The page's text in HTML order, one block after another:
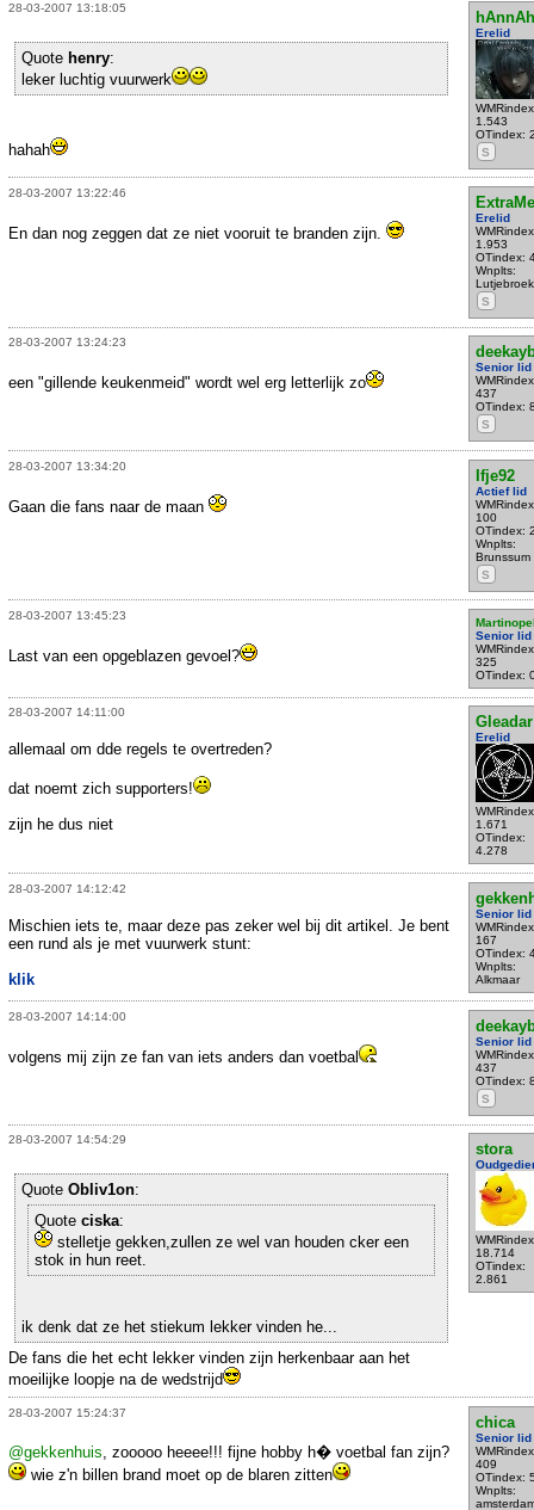
28-03-2007 13:18:05
hAnnAh
Erelid
1.543
OTindex:
S
Quote henry:
leker luchtig vuurwerk
hahah
28-03-2007 13:22:46
Erelid
1.953
OTindex:
Wnplts:
Lutjebroek
S
En dan nog zeggen dat ze niet vooruit te branden zijn.
28-03-2007 13:24:23
Senior lid
437
OTindex:
S
een "gillende keukenmeid" wordt wel erg letterlijk zo
28-03-2007 13:34:20
Ifje92
Actief lid
100
OTindex:
Wnplts:
Brunssum
S
Gaan die fans naar de maan
28-03-2007 13:45:23
Senior lid
325
OTindex:
Last van een opgeblazen gevoel?
28-03-2007 14:11:00
Gleadar
Erelid
1.671
OTindex:
4.278
allemaal om dde regels te overtreden?
dat noemt zich supporters!
zijn he dus niet
28-03-2007 14:12:42
Senior lid
167
OTindex:
Wnplts:
Alkmaar
Mischien iets te, maar deze pas zeker wel bij dit artikel. Je bent
een rund als je met vuurwerk stunt:
klik
28-03-2007 14:14:00
Senior lid
437
OTindex:
S
volgens mij zijn ze fan van iets anders dan voetbal
28-03-2007 14:54:29
stora
18.714
OTindex:
2.861
Quote Obliv1on:
Quote ciska:
stelletje gekken,zullen ze wel van houden cker een
stok in hun reet.
ik denk dat ze het stiekum lekker vinden he...
De fans die het echt lekker vinden zijn herkenbaar aan het
moeilijke loopje na de wedstrijd
28-03-2007 15:24:37
chica
Senior lid
409
OTindex:
Wnplts:
@gekkenhuis , zooooo heeee!!! fijne hobby h� voetbal fan zijn?
wie z'n billen brand moet op de blaren zitten